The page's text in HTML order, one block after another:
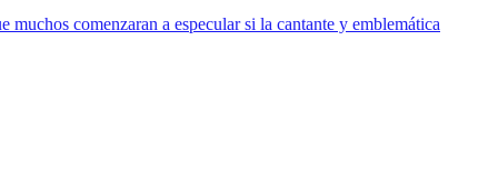
comenzaran a especular si la cantante y emblemática